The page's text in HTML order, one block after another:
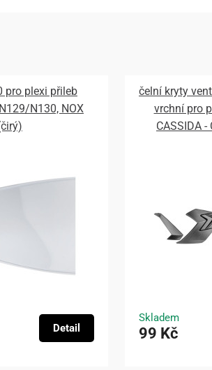
pro plexi přileb
N130, NOX
Detail
čelní kryty
vrchní pro
CASSIDA -
Skladem
99 Kč